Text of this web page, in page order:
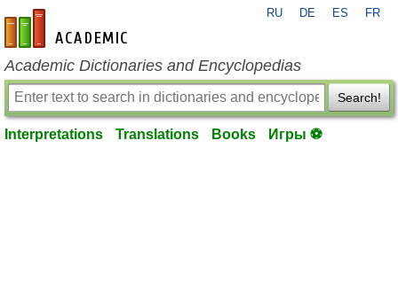
en-academic.com
RU DE ES FR
Academic Dictionaries and Encyclopedias
Search!
Interpretations Translations Books Игры ⚽